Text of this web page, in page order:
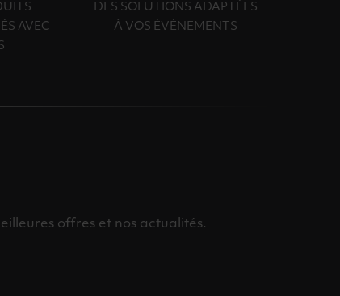
AVEC
DES SOLUTIONS ADAPTÉES
À VOS ÉVÉNEMENTS
offres et nos actualités.